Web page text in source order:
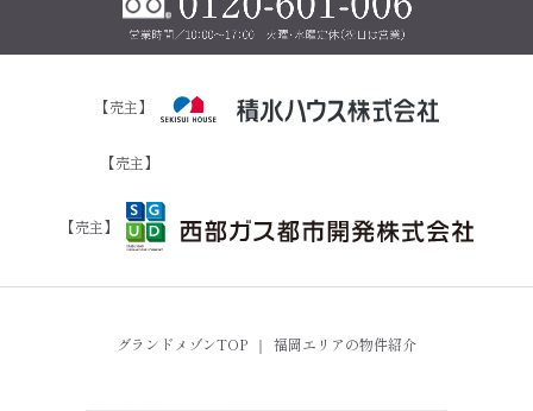
【売主】
【売主】
【売主】
グランドメゾンTOP ｜ 福岡エリアの物件紹介